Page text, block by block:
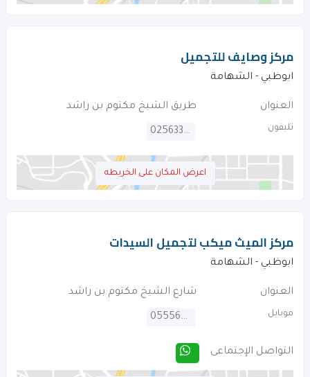
مركز وصايف للتجميل
ابوظبي - الشهامة
العنوان طريق الشيخ مكتوم بن راشد
تليفون 025633614
اعرض المكان على الخريطه
مركز الميث ميكب لتجميل السيدات
ابوظبي - الشهامة
العنوان شارع الشيخ مكتوم بن راشد
موبايل 0555622230
التواصل الإجتماعى